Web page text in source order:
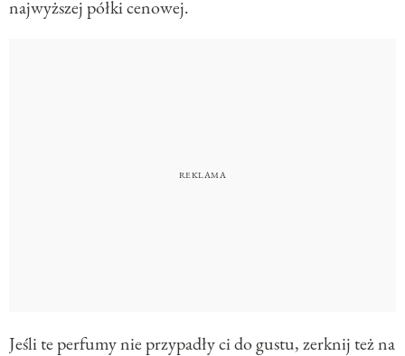
najwyższej półki cenowej.
Jeśli te perfumy nie przypadły ci do gustu, zerknij też na